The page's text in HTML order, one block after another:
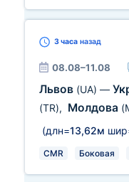
3 часа назад
08.08–11.08
Львов (UA) —
(TR), Молдова
(длн=13,62м
CMR Боковая